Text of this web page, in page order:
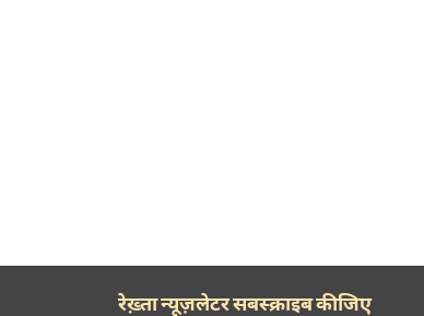
रेख़्ता न्यूज़लेटर सबस्क्राइब कीजिए